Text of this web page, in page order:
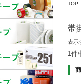
TOP
帯
表示
1件
包装用テ
両面テー
工業用テ